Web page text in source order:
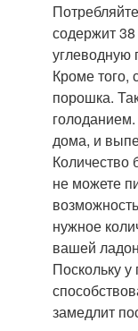
содержит
углеводную
Кроме того,
порошка.
дома, и
Количество
не можете
нужное
вашей
Поскольку
замедлит